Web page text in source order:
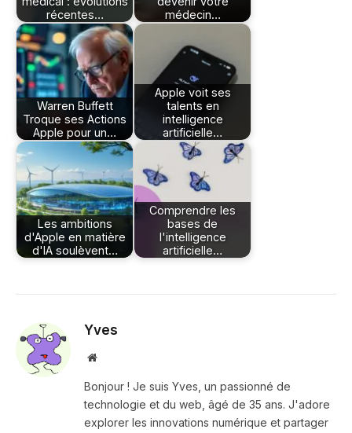
récentes…
médecin…
Warren Buffett
Troque ses Actions
Apple pour un…
Apple voit ses
talents en
intelligence
artificielle…
Les ambitions
d'Apple en matière
d'IA soulèvent…
Comprendre les
bases de
l'intelligence
artificielle…
Yves
Site
Bonjour ! Je suis Yves, un passionné de
technologie et du web, âgé de 35 ans. J'adore
explorer les innovations numérique et partager